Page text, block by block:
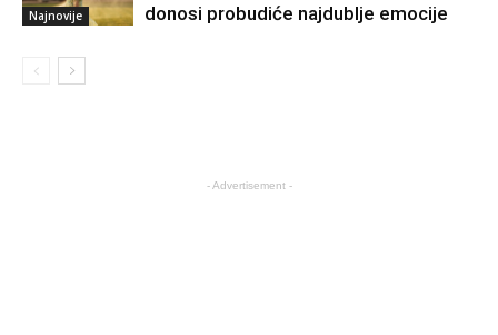
Najnovije
donosi probudiće najdublje emocije
- Advertisement -